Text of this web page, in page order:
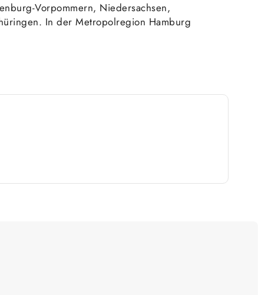
Vorpommern, Niedersachsen,
In der Metropolregion Hamburg